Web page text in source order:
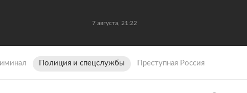
7 августа, 21:22
Полиция и спецслужбы Преступная Россия